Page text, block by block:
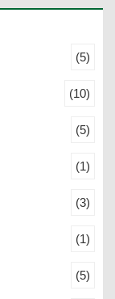
(5)
(10)
(5)
(1)
(3)
(1)
(5)